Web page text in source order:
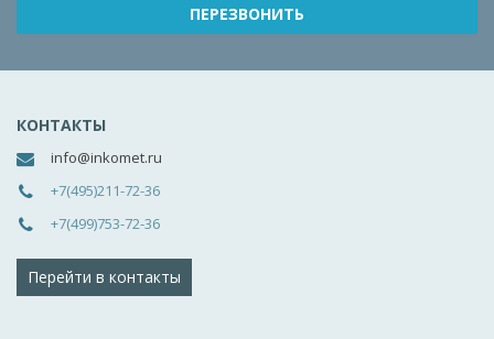
КОНТАКТЫ
info@inkomet.ru
+7(495)211-72-36
+7(499)753-72-36
Перейти в контакты